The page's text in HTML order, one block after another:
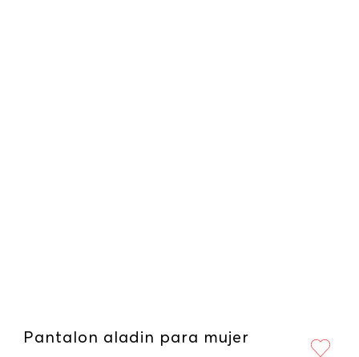
Pantalon aladin para mujer